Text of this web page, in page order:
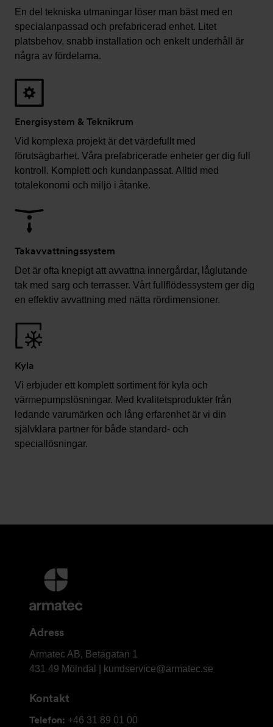
En del tekniska utmaningar löser man bäst med en
specialanpassad och prefabricerad enhet. Litet
platsbehov, snabb installation och enkelt underhåll är
några av fördelarna.
Energisystem & Teknikrum
Vid komplexa projekt är det värdefullt med
förutsägbarhet. Våra prefabricerade enheter ger dig full
kontroll. Komplett och kundanpassat. Alltid med
totalekonomi och miljö i åtanke.
Takavvattningssystem
Det är ofta knepigt att avvattna innergårdar, låglutande
tak med sarg och terrasser. Vårt fullflödessystem ger dig
en effektiv avvattning med nätta rördimensioner.
Kyla
Vi erbjuder ett komplett sortiment för kyla och
värmepumpslösningar. Med kvalitetsprodukter från
ledande varumärken och lång erfarenhet är vi din
självklara partner för både standard- och
speciallösningar.
Ytterligare
information
och
Adress
Armatec
AB
Armatec AB, Betagatan 1
431 49 Mölndal |
kundservice@armatec.se
Kontakt
Telefon: +46 31 89 01 00